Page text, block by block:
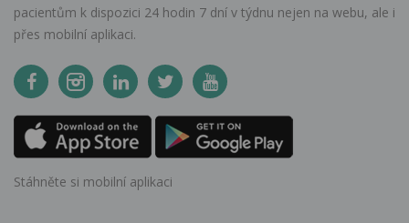
pacientům k dispozici 24 hodin 7 dní v týdnu nejen na webu, ale i
přes mobilní aplikaci.
Stáhněte si mobilní aplikaci